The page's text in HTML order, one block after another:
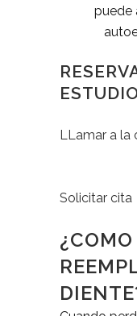
puede
LLamar a la
Solicitar cita